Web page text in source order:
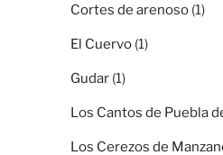
Cortes de arenoso (1)
El Cuervo (1)
Gudar (1)
Los Cantos de Puebla
Los Cerezos de